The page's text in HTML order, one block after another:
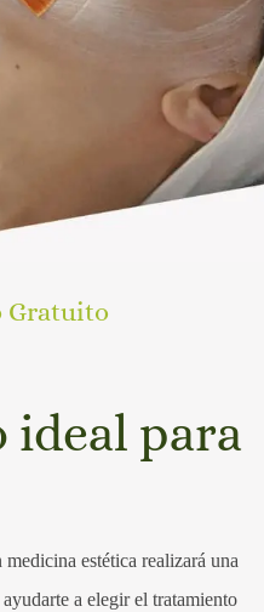
Gratuito
para
estética realizará una
ayudarte a elegir el tratamiento